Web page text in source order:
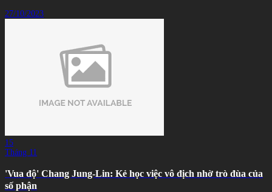
27/10/2023
15
Tháng 11
'Vua độ' Chang Jung-Lin: Kẻ học việc vô địch nhờ trò đùa của
số phận